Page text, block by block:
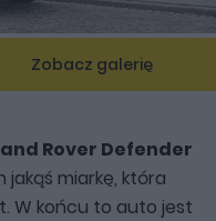
Zobacz galerię
Rover Defender
jakąś miarkę, która
W końcu to auto jest